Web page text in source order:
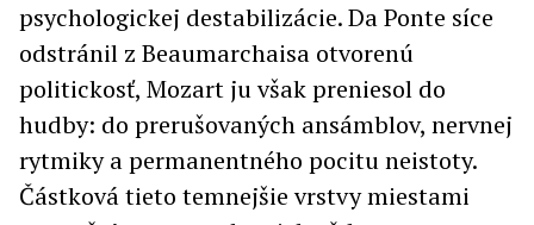
psychologickej destabilizácie. Da Ponte síce
odstránil z Beaumarchaisa otvorenú
politickosť, Mozart ju však preniesol do
hudby: do prerušovaných ansámblov, nervnej
rytmiky a permanentného pocitu neistoty.
Částková tieto temnejšie vrstvy miestami